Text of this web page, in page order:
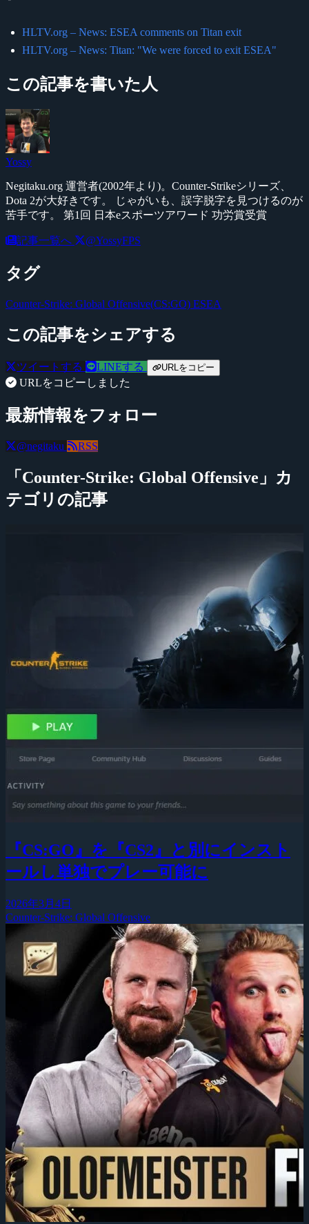
HLTV.org – News: ESEA comments on Titan exit
HLTV.org – News: Titan: "We were forced to exit ESEA"
この記事を書いた人
Yossy
Negitaku.org 運営者(2002年より)。Counter-Strikeシリーズ、
Dota 2が大好きです。 じゃがいも、誤字脱字を見つけるのが
苦手です。 第1回 日本eスポーツアワード 功労賞受賞
記事一覧へ @YossyFPS
タグ
Counter-Strike: Global Offensive(CS:GO) ESEA
この記事をシェアする
ツイートする LINEする URLをコピー
URLをコピーしました
最新情報をフォロー
@negitaku RSS
「Counter-Strike: Global Offensive」カ
テゴリの記事
『CS:GO』を『CS2』と別にインスト
ールし単独でプレー可能に
2026年3月4日
Counter-Strike: Global Offensive